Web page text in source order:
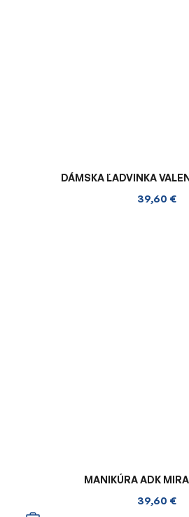
DÁMSKA ĽADVINKA
39,60 €
MANIKÚRA ADK
39,60 €